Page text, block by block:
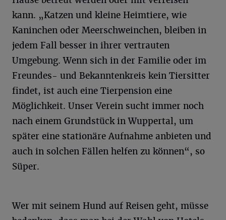
kann. „Katzen und kleine Heimtiere, wie
Kaninchen oder Meerschweinchen, bleiben in
jedem Fall besser in ihrer vertrauten
Umgebung. Wenn sich in der Familie oder im
Freundes- und Bekanntenkreis kein Tiersitter
findet, ist auch eine Tierpension eine
Möglichkeit. Unser Verein sucht immer noch
nach einem Grundstück in Wuppertal, um
später eine stationäre Aufnahme anbieten und
auch in solchen Fällen helfen zu können“, so
Süper.
Wer mit seinem Hund auf Reisen geht, müsse